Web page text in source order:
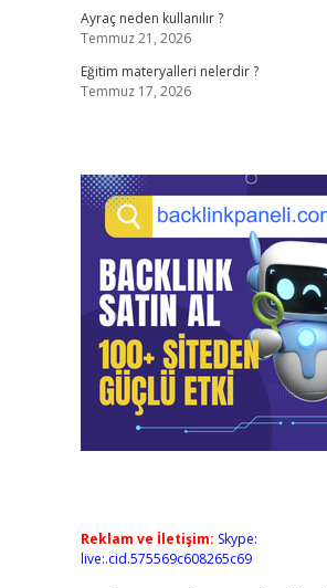
Ayraç neden kullanılır ?
Temmuz 21, 2026
Eğitim materyalleri nelerdir ?
Temmuz 17, 2026
Reklam ve İletişim: Skype:
live:.cid.575569c608265c69